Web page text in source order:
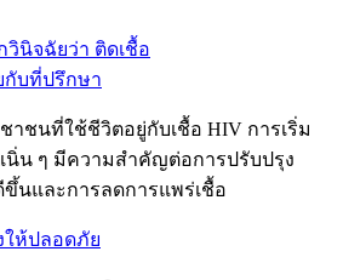
วินิจฉัยว่า ติดเชื้อ
บที่ปรึกษา
าชนที่ใช้ชีวิตอยู่กับเชื้อ HIV การเริ่ม
นิ่น ๆ มีความสำคัญต่อการปรับปรุง
นและการลดการแพร่เชื้อ
ให้ปลอดภัย